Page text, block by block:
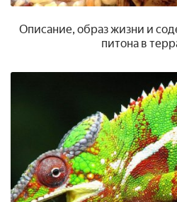
Описание, образ жизни и
питона в